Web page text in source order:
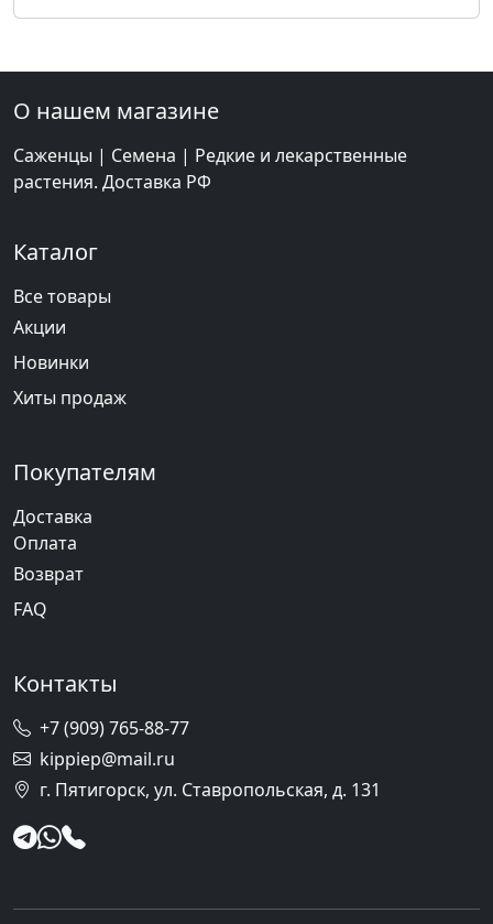
О нашем магазине
Саженцы | Семена | Редкие и лекарственные
растения. Доставка РФ
Каталог
Все товары
Акции
Новинки
Хиты продаж
Покупателям
Доставка
Оплата
Возврат
FAQ
Контакты
+7 (909) 765-88-77
kippiep@mail.ru
г. Пятигорск, ул. Ставропольская, д. 131